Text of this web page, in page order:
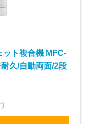
ット複合機 MFC-
久/自動両面/2段
)